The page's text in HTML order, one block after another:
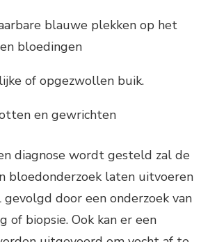
blauwe plekken op het
bloedingen
of opgezwollen buik.
en gewrichten
diagnose wordt gesteld zal de
bloedonderzoek laten uitvoeren
door een onderzoek van
of biopsie. Ook kan er een